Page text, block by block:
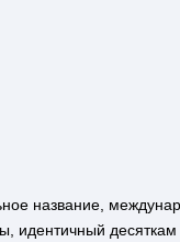
название,
идентичный десяткам